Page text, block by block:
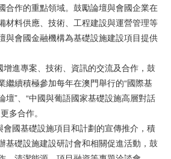
合作的重點領域。鼓勵論壇與會國企業在
材料供應、技術、工程建設與運營管理等
與會國金融機構為基礎設施建設項目提供
進專案、技術、資訊的交流及合作，鼓
繼續積極參加每年在澳門舉行的“國際基
壇”、“中國與葡語國家基礎設施高層對話
多合作。
國基礎設施項目和計劃的宣傳推介，積
基礎設施建設研討會和相關促進活動，鼓